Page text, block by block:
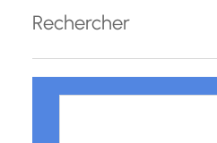
la formation comptable est
Rechercher